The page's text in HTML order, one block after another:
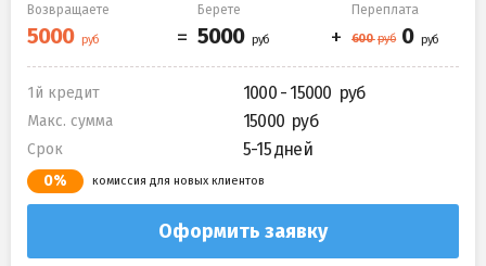
Возвращаете Берете Переплата
1й кредит 1000 - 15000
Макс. сумма 15000
Срок 5-15 дней
0% комиссия для новых клиентов
Оформить заявку